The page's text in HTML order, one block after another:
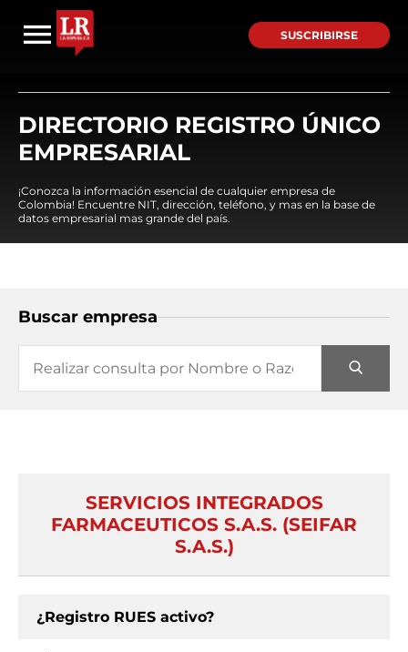
SUSCRIBIRSE
DIRECTORIO REGISTRO ÚNICO
EMPRESARIAL
¡Conozca la información esencial de cualquier empresa de
Colombia! Encuentre NIT, dirección, teléfono, y mas en la base de
datos empresarial mas grande del país.
Buscar empresa
SERVICIOS INTEGRADOS
FARMACEUTICOS S.A.S. (SEIFAR
S.A.S.)
¿Registro RUES activo?